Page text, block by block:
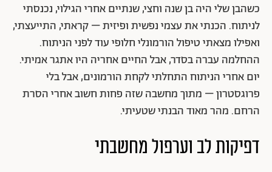
כשהבן שלי היה בן שנה וחצי, שנתיים אחרי הגילוי, נכנסתי
לניתוח. הכנתי את עצמי נפשית ופיזית – קראתי, התייעצתי,
ואפילו מצאתי טיפול הורמונלי חלופי עוד לפני הניתוח.
ההחלמה עברה בסדר, אבל החיים אחריה היו אתגר אמיתי.
יום אחרי הניתוח התחלתי לקחת הורמונים, אבל בלי
פרוגסטרון – מתוך מחשבה שזה פחות חשוב אחרי הסרת
הרחם. מהר מאוד הבנתי שטעיתי.
דפיקות לב וערפול מחשבתי